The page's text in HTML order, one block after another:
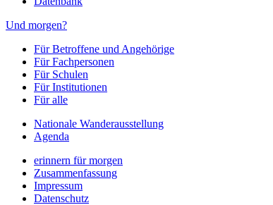
Und morgen?
Für Betroffene und Angehörige
Für Fachpersonen
Für Schulen
Für Institutionen
Für alle
Nationale Wanderausstellung
Agenda
erinnern für morgen
Zusammenfassung
Impressum
Datenschutz